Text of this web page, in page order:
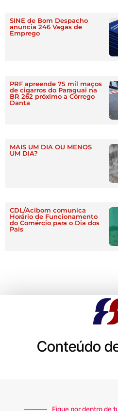
SINE de Bom Despacho
anuncia 246 Vagas de
Emprego
PRF apreende 75 mil maços
de cigarros do Paraguai na
BR 262 próximo a Córrego
Danta
MAIS UM DIA OU MENOS
UM DIA?
CDL/Acibom comunica
Horário de Funcionamento
do Comércio para o Dia dos
Pais
Conteúdo